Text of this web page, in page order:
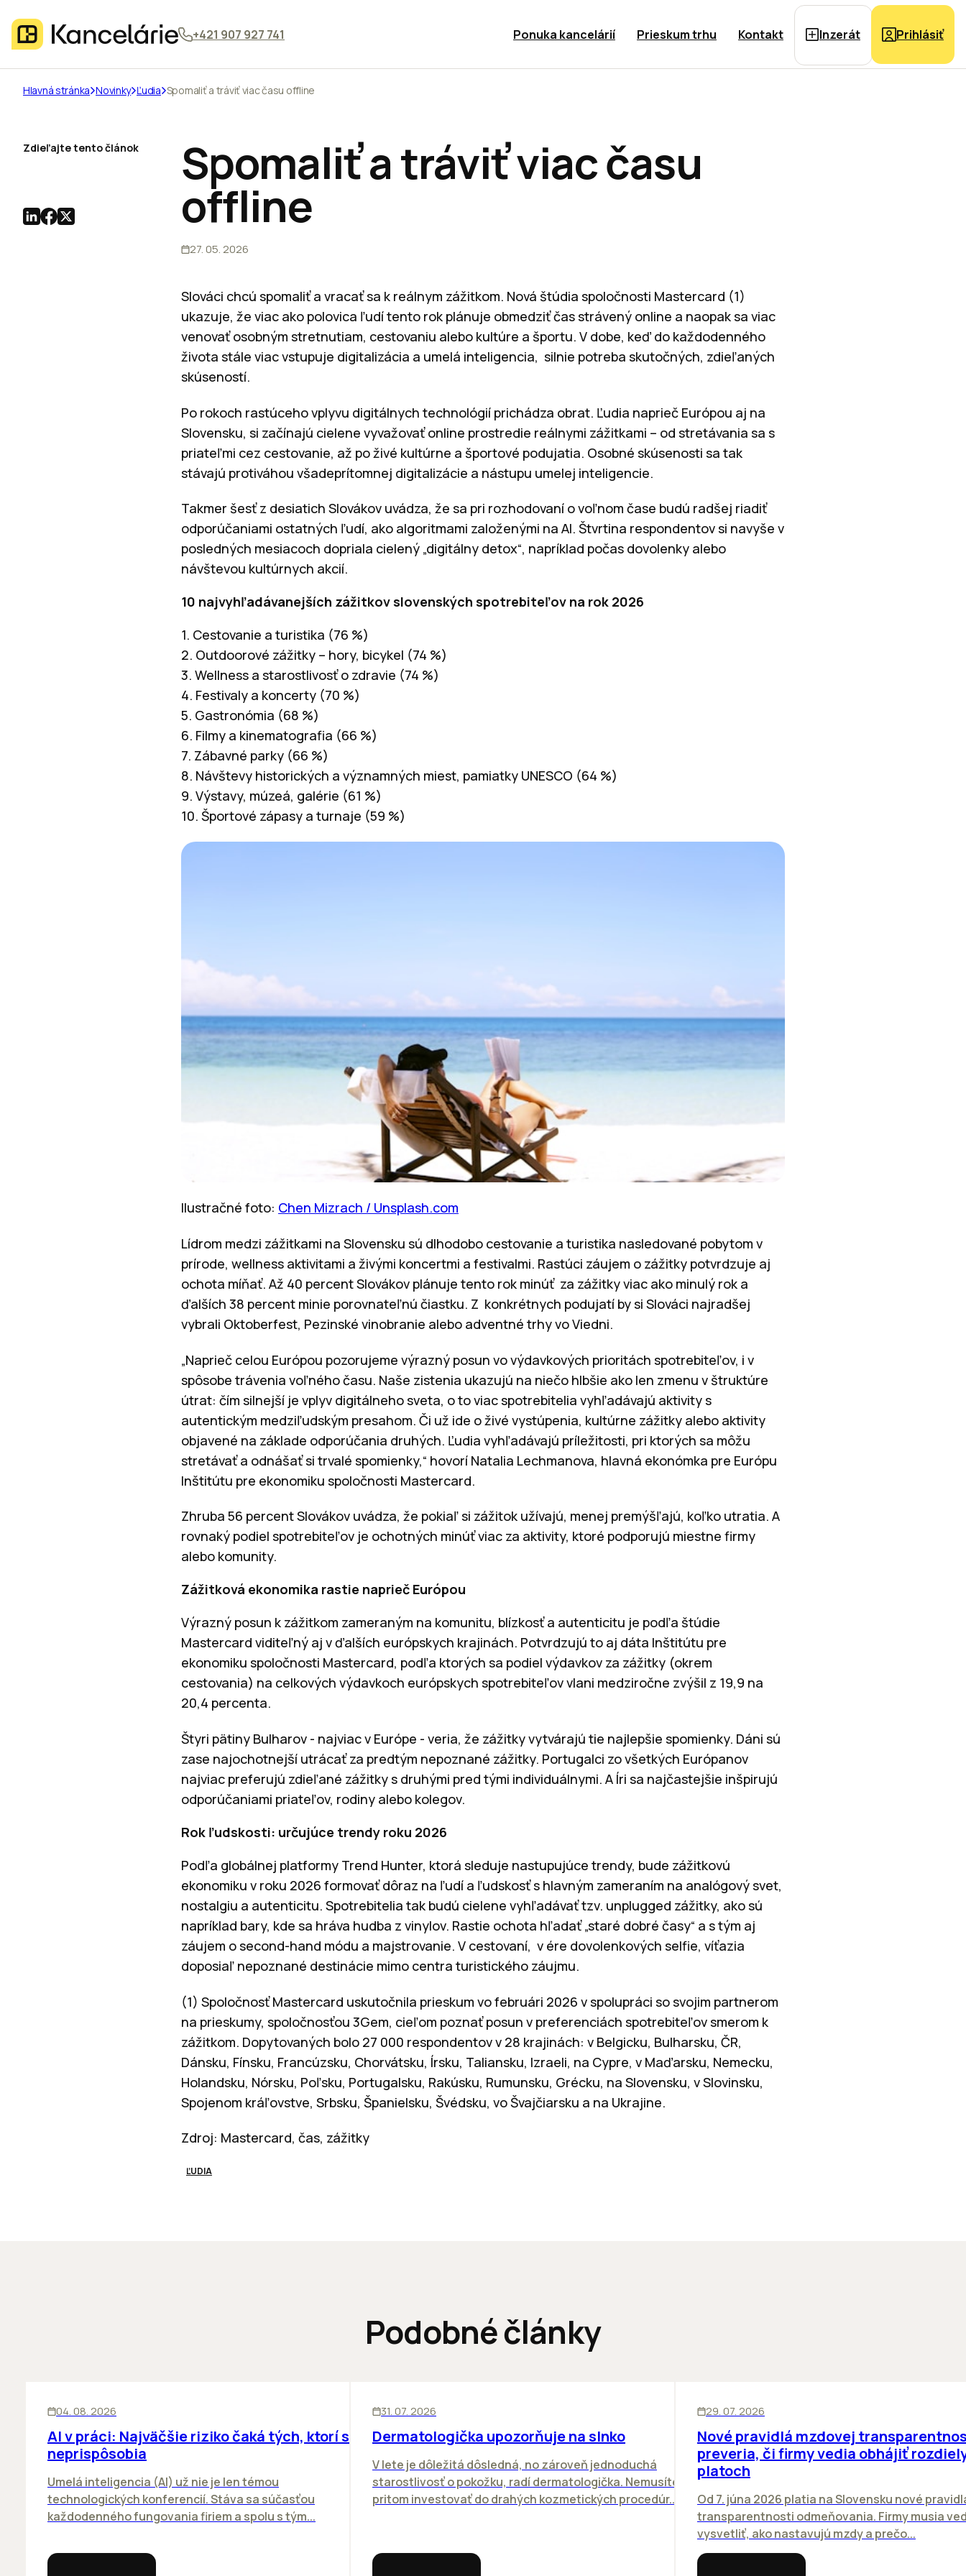
+421 907 927 741 Ponuka kancelárií Prieskum trhu Kontakt Inzerát Prihlásiť
Hlavná stránka Novinky Ľudia Spomaliť a tráviť viac času offline
Spomaliť a tráviť viac času
offline
27. 05. 2026
Slováci chcú spomaliť a vracať sa k reálnym zážitkom. Nová štúdia spoločnosti Mastercard (1)
ukazuje, že viac ako polovica ľudí tento rok plánuje obmedziť čas strávený online a naopak sa viac
venovať osobným stretnutiam, cestovaniu alebo kultúre a športu. V dobe, keď do každodenného
života stále viac vstupuje digitalizácia a umelá inteligencia, silnie potreba skutočných, zdieľaných
skúseností.
Po rokoch rastúceho vplyvu digitálnych technológií prichádza obrat. Ľudia naprieč Európou aj na
Slovensku, si začínajú cielene vyvažovať online prostredie reálnymi zážitkami – od stretávania sa s
priateľmi cez cestovanie, až po živé kultúrne a športové podujatia. Osobné skúsenosti sa tak
stávajú protiváhou všadeprítomnej digitalizácie a nástupu umelej inteligencie.
Takmer šesť z desiatich Slovákov uvádza, že sa pri rozhodovaní o voľnom čase budú radšej riadiť
odporúčaniami ostatných ľudí, ako algoritmami založenými na AI. Štvrtina respondentov si navyše v
posledných mesiacoch dopriala cielený „digitálny detox“, napríklad počas dovolenky alebo
návštevou kultúrnych akcií.
10 najvyhľadávanejších zážitkov slovenských spotrebiteľov na rok 2026
1. Cestovanie a turistika (76 %)
2. Outdoorové zážitky – hory, bicykel (74 %)
3. Wellness a starostlivosť o zdravie (74 %)
4. Festivaly a koncerty (70 %)
5. Gastronómia (68 %)
6. Filmy a kinematografia (66 %)
7. Zábavné parky (66 %)
8. Návštevy historických a významných miest, pamiatky UNESCO (64 %)
9. Výstavy, múzeá, galérie (61 %)
10. Športové zápasy a turnaje (59 %)
Ilustračné foto: Chen Mizrach / Unsplash.com
Lídrom medzi zážitkami na Slovensku sú dlhodobo cestovanie a turistika nasledované pobytom v
prírode, wellness aktivitami a živými koncertmi a festivalmi. Rastúci záujem o zážitky potvrdzuje aj
ochota míňať. Až 40 percent Slovákov plánuje tento rok minúť za zážitky viac ako minulý rok a
ďalších 38 percent minie porovnateľnú čiastku. Z konkrétnych podujatí by si Slováci najradšej
vybrali Oktoberfest, Pezinské vinobranie alebo adventné trhy vo Viedni.
„Naprieč celou Európou pozorujeme výrazný posun vo výdavkových prioritách spotrebiteľov, i v
spôsobe trávenia voľného času. Naše zistenia ukazujú na niečo hlbšie ako len zmenu v štruktúre
útrat: čím silnejší je vplyv digitálneho sveta, o to viac spotrebitelia vyhľadávajú aktivity s
autentickým medziľudským presahom. Či už ide o živé vystúpenia, kultúrne zážitky alebo aktivity
objavené na základe odporúčania druhých. Ľudia vyhľadávajú príležitosti, pri ktorých sa môžu
stretávať a odnášať si trvalé spomienky,“ hovorí Natalia Lechmanova, hlavná ekonómka pre Európu
Inštitútu pre ekonomiku spoločnosti Mastercard.
Zhruba 56 percent Slovákov uvádza, že pokiaľ si zážitok užívajú, menej premýšľajú, koľko utratia. A
rovnaký podiel spotrebiteľov je ochotných minúť viac za aktivity, ktoré podporujú miestne firmy
alebo komunity.
Zážitková ekonomika rastie naprieč Európou
Výrazný posun k zážitkom zameraným na komunitu, blízkosť a autenticitu je podľa štúdie
Mastercard viditeľný aj v ďalších európskych krajinách. Potvrdzujú to aj dáta Inštitútu pre
ekonomiku spoločnosti Mastercard, podľa ktorých sa podiel výdavkov za zážitky (okrem
cestovania) na celkových výdavkoch európskych spotrebiteľov vlani medziročne zvýšil z 19,9 na
20,4 percenta.
Štyri pätiny Bulharov - najviac v Európe - veria, že zážitky vytvárajú tie najlepšie spomienky. Dáni sú
zase najochotnejší utrácať za predtým nepoznané zážitky. Portugalci zo všetkých Európanov
najviac preferujú zdieľané zážitky s druhými pred tými individuálnymi. A Íri sa najčastejšie inšpirujú
odporúčaniami priateľov, rodiny alebo kolegov.
Rok ľudskosti: určujúce trendy roku 2026
Podľa globálnej platformy Trend Hunter, ktorá sleduje nastupujúce trendy, bude zážitkovú
ekonomiku v roku 2026 formovať dôraz na ľudí a ľudskosť s hlavným zameraním na analógový svet,
nostalgiu a autenticitu. Spotrebitelia tak budú cielene vyhľadávať tzv. unplugged zážitky, ako sú
napríklad bary, kde sa hráva hudba z vinylov. Rastie ochota hľadať „staré dobré časy“ a s tým aj
záujem o second-hand módu a majstrovanie. V cestovaní, v ére dovolenkových selfie, víťazia
doposiaľ nepoznané destinácie mimo centra turistického záujmu.
(1) Spoločnosť Mastercard uskutočnila prieskum vo februári 2026 v spolupráci so svojim partnerom
na prieskumy, spoločnosťou 3Gem, cieľom poznať posun v preferenciách spotrebiteľov smerom k
zážitkom. Dopytovaných bolo 27 000 respondentov v 28 krajinách: v Belgicku, Bulharsku, ČR,
Dánsku, Fínsku, Francúzsku, Chorvátsku, Írsku, Taliansku, Izraeli, na Cypre, v Maďarsku, Nemecku,
Holandsku, Nórsku, Poľsku, Portugalsku, Rakúsku, Rumunsku, Grécku, na Slovensku, v Slovinsku,
Spojenom kráľovstve, Srbsku, Španielsku, Švédsku, vo Švajčiarsku a na Ukrajine.
Zdroj: Mastercard, čas, zážitky
ĽUDIA
Zdieľajte tento článok
Podobné články
04. 08. 2026
AI v práci: Najväčšie riziko čaká tých, ktorí sa
neprispôsobia
Umelá inteligencia (AI) už nie je len témou
technologických konferencií. Stáva sa súčasťou
každodenného fungovania firiem a spolu s tým...
31. 07. 2026
Dermatologička upozorňuje na slnko
V lete je dôležitá dôsledná, no zároveň jednoduchá
starostlivosť o pokožku, radí dermatologička. Nemusíte
pritom investovať do drahých kozmetických procedúr...
29. 07. 2026
Nové pravidlá mzdovej
preveria, či firmy vedia obhájiť
platoch
Od 7. júna 2026 platia na Slovensku nové
transparentnosti odmeňovania. Firmy musia
vysvetliť, ako nastavujú mzdy a prečo...